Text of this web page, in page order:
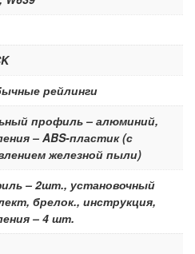
рейлинги
профиль – алюминий,
– ABS-пластик (с
железной пыли)
– 2шт., установочный
брелок., инструкция,
– 4 шт.